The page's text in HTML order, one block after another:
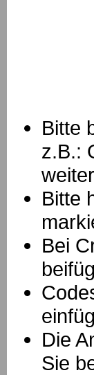
Bitte
z.B.:
Bitte
Bei
Die
Sie